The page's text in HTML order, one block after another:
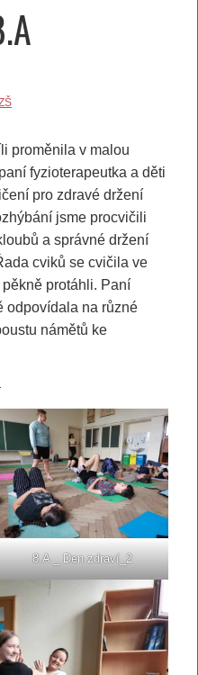
proměnila v malou
fyzioterapeutka a děti
pro zdravé držení
jsme procvičili
a správné držení
cviků se cvičila ve
protáhli. Paní
odpovídala na různé
námětů ke
8.A _ Den zdraví_2